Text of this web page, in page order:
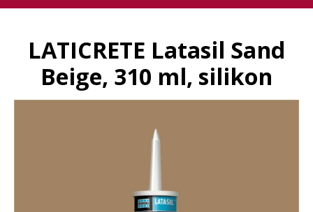
LATICRETE Latasil Sand
Beige, 310 ml, silikon